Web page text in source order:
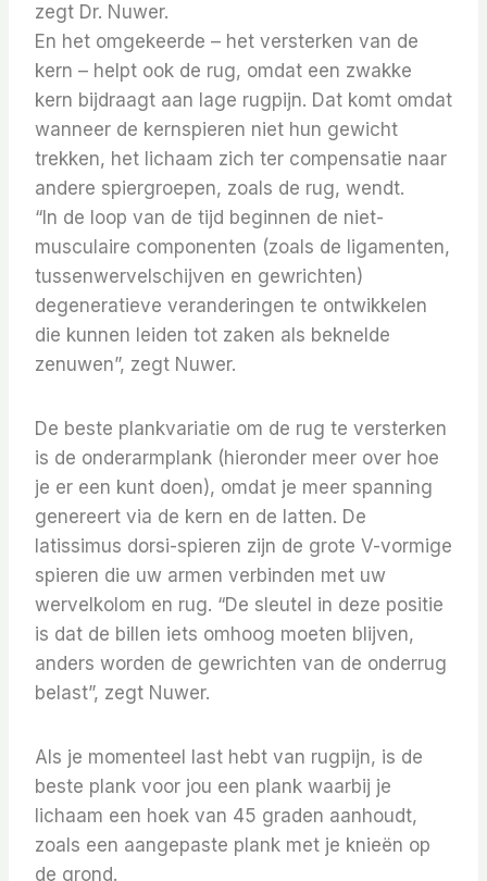
zegt Dr. Nuwer.
En het omgekeerde – het versterken van de
kern – helpt ook de rug, omdat een zwakke
kern bijdraagt ​​aan lage rugpijn. Dat komt omdat
wanneer de kernspieren niet hun gewicht
trekken, het lichaam zich ter compensatie naar
andere spiergroepen, zoals de rug, wendt.
“In de loop van de tijd beginnen de niet-
musculaire componenten (zoals de ligamenten,
tussenwervelschijven en gewrichten)
degeneratieve veranderingen te ontwikkelen
die kunnen leiden tot zaken als beknelde
zenuwen”, zegt Nuwer.
De beste plankvariatie om de rug te versterken
is de onderarmplank (hieronder meer over hoe
je er een kunt doen), omdat je meer spanning
genereert via de kern en de latten. De
latissimus dorsi-spieren zijn de grote V-vormige
spieren die uw armen verbinden met uw
wervelkolom en rug. “De sleutel in deze positie
is dat de billen iets omhoog moeten blijven,
anders worden de gewrichten van de onderrug
belast”, zegt Nuwer.
Als je momenteel last hebt van rugpijn, is de
beste plank voor jou een plank waarbij je
lichaam een ​​hoek van 45 graden aanhoudt,
zoals een aangepaste plank met je knieën op
de grond.